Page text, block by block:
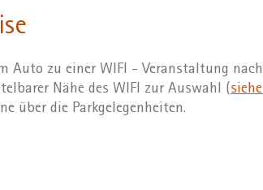
Auto zu einer WIFI - Veranstaltung
Nähe des WIFI zur Auswahl (
über die Parkgelegenheiten.